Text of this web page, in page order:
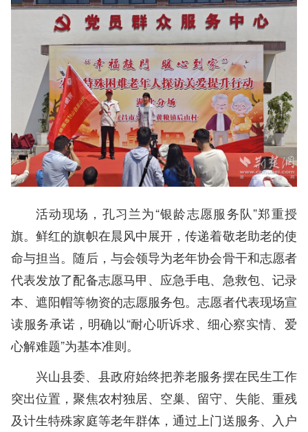
活动现场，孔习兰为“银龄志愿服务队”郑重授
旗。鲜红的旗帜在晨风中展开，传递着敬老助老的使
命与担当。随后，与会领导为老年协会骨干和志愿者
代表发放了配备志愿马甲、应急手电、急救包、记录
本、遮阳帽等物资的志愿服务包。志愿者代表现场宣
读服务承诺，明确以“耐心听诉求、细心察实情、爱
心解难题”为基本准则。
兴山县委、县政府始终把养老服务摆在民生工作
突出位置，聚焦农村独居、空巢、留守、失能、重残
及计生特殊家庭等老年群体，通过上门送服务、入户